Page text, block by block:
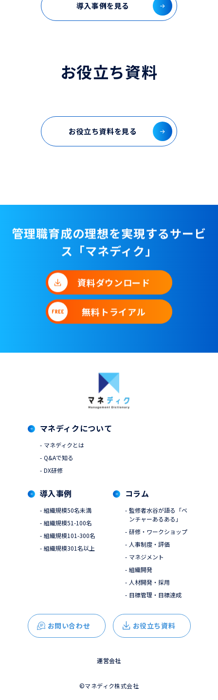
導入事例を見る
お役立ち資料
お役立ち資料を見る
管理職育成の理想を実現するサービ
ス「マネディク」
資料ダウンロード
無料トライアル
マネディクについて
マネディクとは
Q&Aで知る
DX研修
導入事例
組織規模50名未満
組織規模51-100名
組織規模101-300名
組織規模301名以上
コラム
監修者水谷が語る「ベ
ンチャーあるある」
研修・ワークショップ
人事制度・評価
マネジメント
組織開発
人材開発・採用
目標管理・目標達成
お問い合わせ お役立ち資料
運営会社
©︎マネディク株式会社